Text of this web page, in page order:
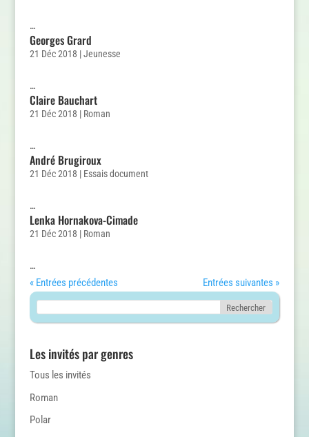
…
Georges Grard
21 Déc 2018 |Jeunesse
…
Claire Bauchart
21 Déc 2018 | Roman
…
André Brugiroux
21 Déc 2018 | Essais document
…
Lenka Hornakova-Cimade
21 Déc 2018 | Roman
…
« Entrées précédentes
Entrées suivantes »
Les invités par genres
Tous les invités
Roman
Polar